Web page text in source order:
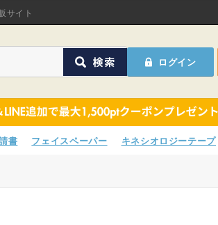
サイト
ログイン
オリジナル商品
書 フェイスペーパー キネシオロジーテープ
ほねつぎHot
鍼灸用品
サポーター